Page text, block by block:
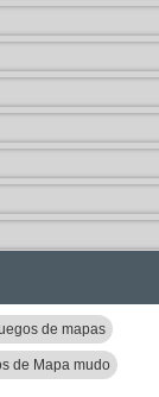
de mapas
de Mapa mudo